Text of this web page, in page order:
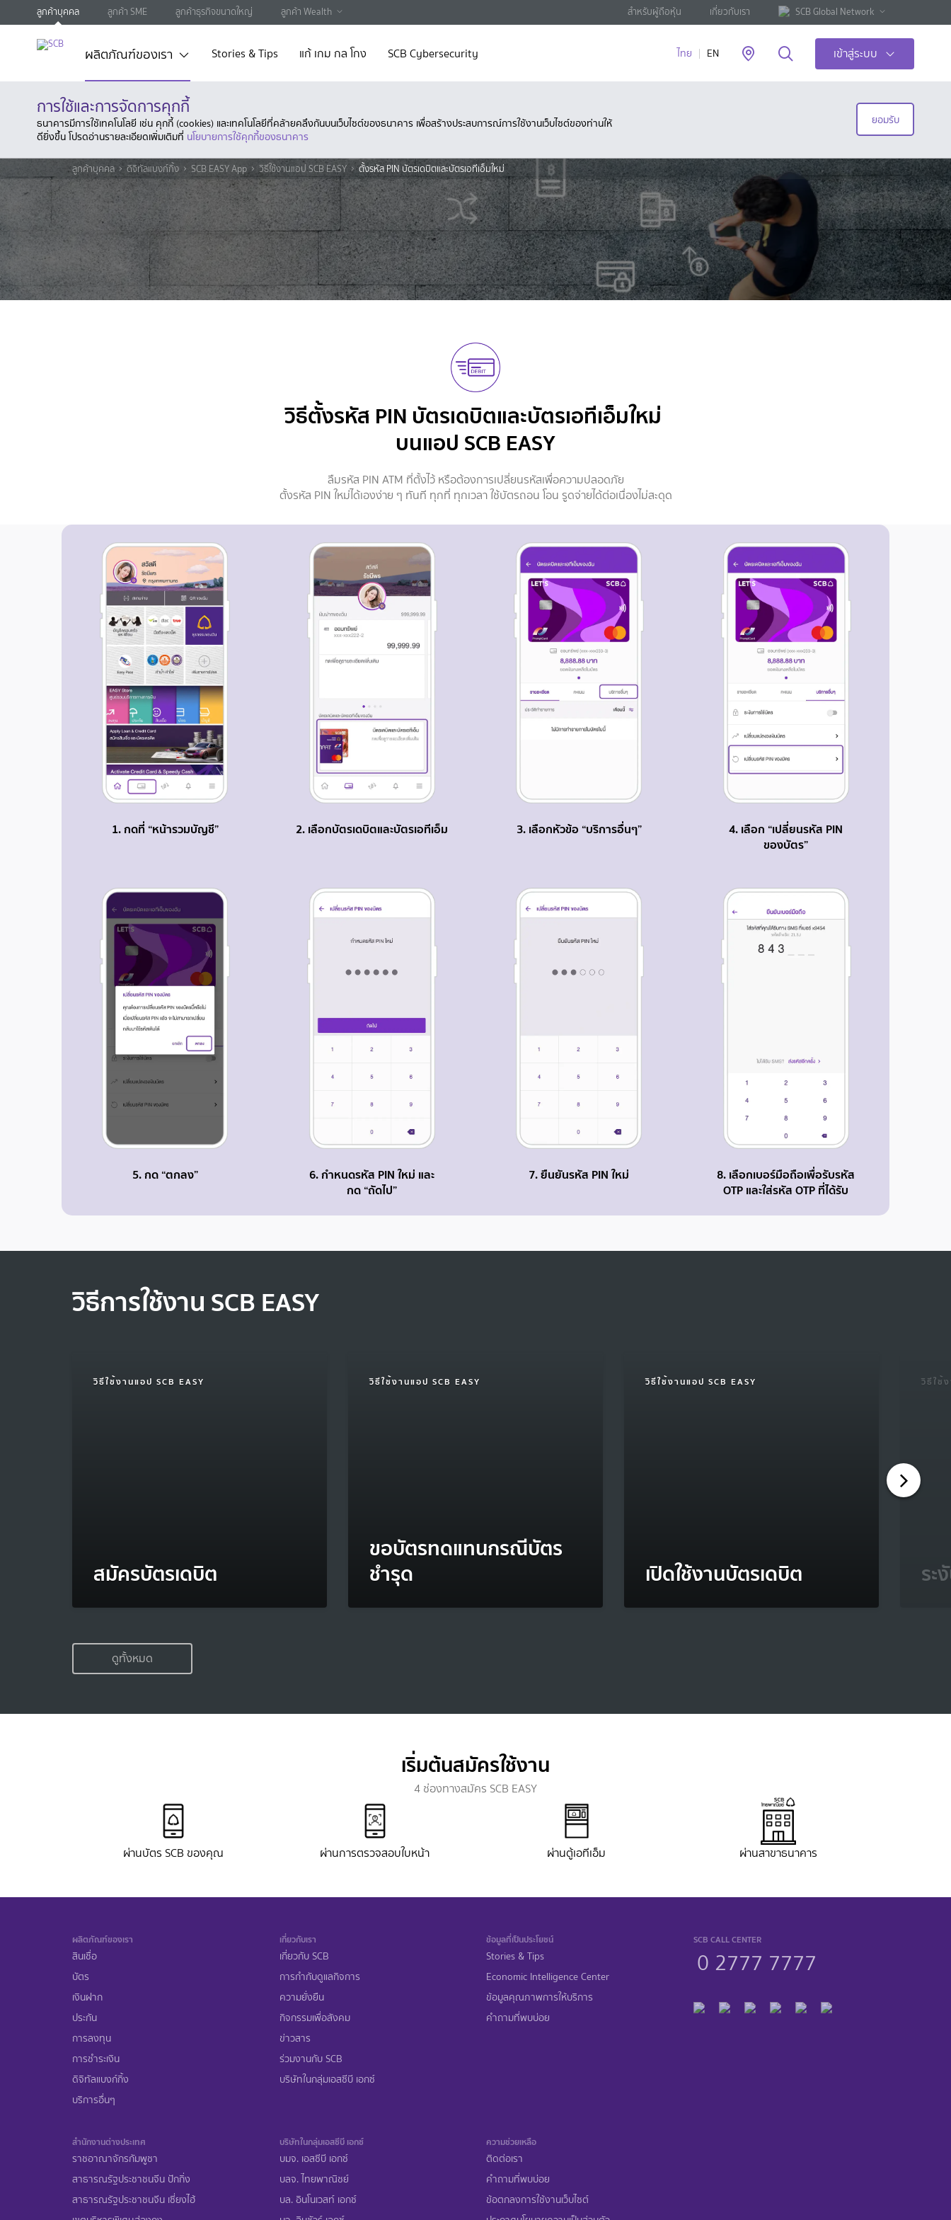
ลูกค้าบุคคล ลูกค้า SME ลูกค้าธุรกิจขนาดใหญ่ ลูกค้า Wealth สำหรับผู้ถือหุ้น เกี่ยวกับเรา SCB Global Network
ผลิตภัณฑ์ของเรา Stories & Tips แก้ เกม กล โกง SCB Cybersecurity ไทย EN เข้าสู่ระบบ
การใช้และการจัดการคุกกี้
ธนาคารมีการใช้เทคโนโลยี เช่น คุกกี้ (cookies) และเทคโนโลยีที่คล้ายคลึงกันบนเว็บไซต์ของธนาคาร เพื่อสร้างประสบการณ์การใช้งานเว็บไซต์ของท่านให้
ดียิ่งขึ้น โปรดอ่านรายละเอียดเพิ่มเติมที่ นโยบายการใช้คุกกี้ของธนาคาร
ยอมรับ
ลูกค้าบุคคล ดิจิทัลแบงก์กิ้ง SCB EASY App วิธีใช้งานแอป SCB EASY ตั้งรหัส PIN บัตรเดบิตและบัตรเอทีเอ็มใหม่
วิธีตั้งรหัส PIN บัตรเดบิตและบัตรเอทีเอ็มใหม่
บนแอป SCB EASY
ลืมรหัส PIN ATM ที่ตั้งไว้ หรือต้องการเปลี่ยนรหัสเพื่อความปลอดภัย
ตั้งรหัส PIN ใหม่ได้เองง่าย ๆ ทันที ทุกที่ ทุกเวลา ใช้บัตรถอน โอน รูดจ่ายได้ต่อเนื่องไม่สะดุด
1. กดที่ “หน้ารวมบัญชี” 2. เลือกบัตรเดบิตและบัตรเอทีเอ็ม 3. เลือกหัวข้อ “บริการอื่นๆ”
4. เลือก “เปลี่ยนรหัส PIN
ของบัตร”
5. กด “ตกลง”
6. กำหนดรหัส PIN ใหม่ และ
กด “ถัดไป”
7. ยืนยันรหัส PIN ใหม่
8. เลือกเบอร์มือถือเพื่อรับรหัส
OTP และใส่รหัส OTP ที่ได้รับ
วิธีการใช้งาน SCB EASY
วิธีใช้งานแอป SCB EASY
สมัครบัตรเดบิต
วิธีใช้งานแอป SCB EASY
ขอบัตรทดแทนกรณีบัตร
ชำรุด
วิธีใช้งานแอป SCB EASY
เปิดใช้งานบัตรเดบิต
วิธีใช้
ระ
ดูทั้งหมด
เริ่มต้นสมัครใช้งาน
4 ช่องทางสมัคร SCB EASY
ผ่านบัตร SCB ของคุณ ผ่านการตรวจสอบใบหน้า ผ่านตู้เอทีเอ็ม ผ่านสาขาธนาคาร
ผลิตภัณฑ์ของเรา
สินเชื่อ
บัตร
เงินฝาก
ประกัน
การลงทุน
การชำระเงิน
ดิจิทัลแบงก์กิ้ง
บริการอื่นๆ
เกี่ยวกับเรา
เกี่ยวกับ SCB
การกำกับดูแลกิจการ
ความยั่งยืน
กิจกรรมเพื่อสังคม
ข่าวสาร
ร่วมงานกับ SCB
บริษัทในกลุ่มเอสซีบี เอกซ์
ข้อมูลที่เป็นประโยชน์
Stories & Tips
Economic Intelligence Center
ข้อมูลคุณภาพการให้บริการ
คำถามที่พบบ่อย
SCB CALL CENTER
0 2777 7777
สำนักงานต่างประเทศ
ราชอาณาจักรกัมพูชา
สาธารณรัฐประชาชนจีน ปักกิ่ง
สาธารณรัฐประชาชนจีน เซี่ยงไฮ้
บริษัทในกลุ่มเอสซีบี เอกซ์
บมจ. เอสซีบี เอกซ์
บลจ. ไทยพาณิชย์
บล. อินโนเวสท์ เอกซ์
ความช่วยเหลือ
ติดต่อเรา
คำถามที่พบบ่อย
ข้อตกลงการใช้งานเว็บไซต์